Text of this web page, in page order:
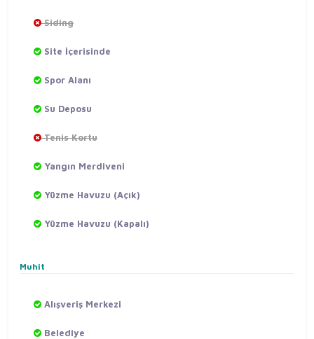
Siding
Site İçerisinde
Spor Alanı
Su Deposu
Tenis Kortu
Yangın Merdiveni
Yüzme Havuzu (Açık)
Yüzme Havuzu (Kapalı)
Muhit
Alışveriş Merkezi
Belediye